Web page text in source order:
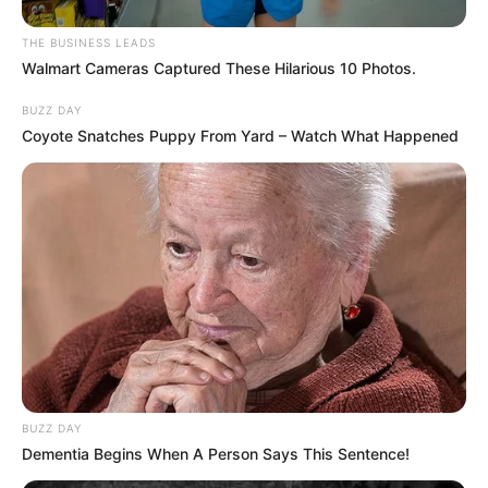
Nem korrupcióról, nem lopásról volt szó – hanem
adminisztratív elszámolási hibákról. Néhány számla
késve érkezett be, emiatt a hivatalos papírokban
eltérések mutatkoztak. Ezeket természetesen
lehetett volna tisztázni, de a legutóbbi eset már
egy nagyobb összeggel járt, és Bogdán attól
rettegett, hogy a sajtó ráveti magát a történetre.
THE BUSINESS LEADS
Walmart Cameras Captured These Hilarious 10 Photos.
BUZZ DAY
Coyote Snatches Puppy From Yard – Watch What Happened
BUZZ DAY
Dementia Begins When A Person Says This Sentence!